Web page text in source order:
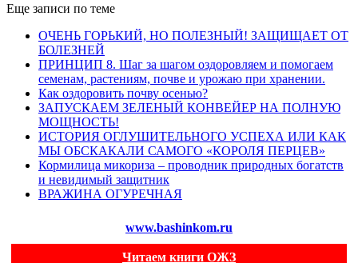
Еще записи по теме
ОЧЕНЬ ГОРЬКИЙ, НО ПОЛЕЗНЫЙ! ЗАЩИЩАЕТ ОТ
БОЛЕЗНЕЙ
ПРИНЦИП 8. Шаг за шагом оздоровляем и помогаем
семенам, растениям, почве и урожаю при хранении.
Как оздоровить почву осенью?
ЗАПУСКАЕМ ЗЕЛЕНЫЙ КОНВЕЙЕР НА ПОЛНУЮ
МОЩНОСТЬ!
ИСТОРИЯ ОГЛУШИТЕЛЬНОГО УСПЕХА ИЛИ КАК
МЫ ОБСКАКАЛИ САМОГО «КОРОЛЯ ПЕРЦЕВ»
Кормилица микориза – проводник природных богатств
и невидимый защитник
ВРАЖИНА ОГУРЕЧНАЯ
www.bashinkom.ru
Читаем книги ОЖЗ